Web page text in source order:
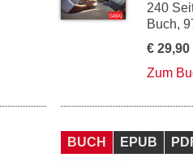
240
Buch,
€ 29,90
Zum
BUCH EPUB